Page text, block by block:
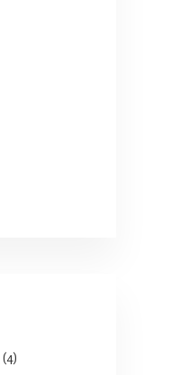
(4)